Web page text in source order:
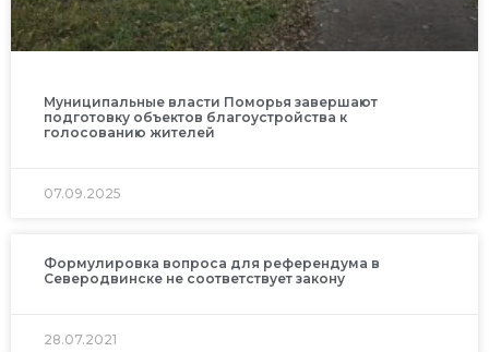
Муниципальные власти Поморья завершают
подготовку объектов благоустройства к
голосованию жителей
07.09.2025
Формулировка вопроса для референдума в
Северодвинске не соответствует закону
28.07.2021